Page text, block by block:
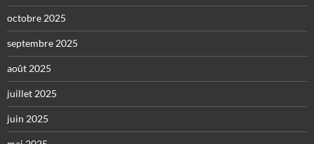
octobre 2025
septembre 2025
août 2025
juillet 2025
juin 2025